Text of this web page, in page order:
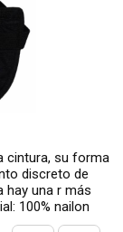
cintura, su forma
discreto de
hay una r más
100% nailon